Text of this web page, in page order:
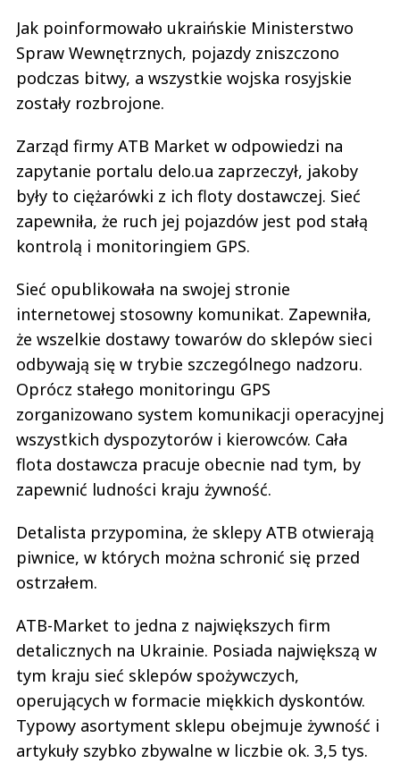
Jak poinformowało ukraińskie Ministerstwo
Spraw Wewnętrznych, pojazdy zniszczono
podczas bitwy, a wszystkie wojska rosyjskie
zostały rozbrojone.
Zarząd firmy ATB Market w odpowiedzi na
zapytanie portalu delo.ua zaprzeczył, jakoby
były to ciężarówki z ich floty dostawczej. Sieć
zapewniła, że ruch jej pojazdów jest pod stałą
kontrolą i monitoringiem GPS.
Sieć opublikowała na swojej stronie
internetowej stosowny komunikat. Zapewniła,
że wszelkie dostawy towarów do sklepów sieci
odbywają się w trybie szczególnego nadzoru.
Oprócz stałego monitoringu GPS
zorganizowano system komunikacji operacyjnej
wszystkich dyspozytorów i kierowców. Cała
flota dostawcza pracuje obecnie nad tym, by
zapewnić ludności kraju żywność.
Detalista przypomina, że sklepy ATB otwierają
piwnice, w których można schronić się przed
ostrzałem.
ATB-Market to jedna z największych firm
detalicznych na Ukrainie. Posiada największą w
tym kraju sieć sklepów spożywczych,
operujących w formacie miękkich dyskontów.
Typowy asortyment sklepu obejmuje żywność i
artykuły szybko zbywalne w liczbie ok. 3,5 tys.